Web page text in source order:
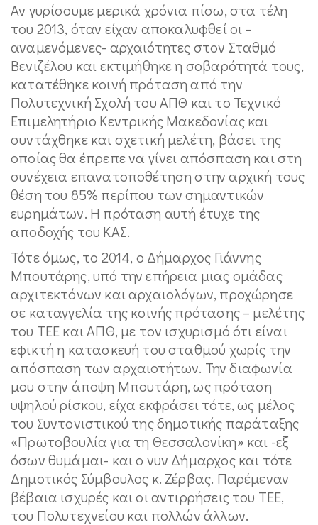
Αν γυρίσουμε μερικά χρόνια πίσω, στα τέλη
του 2013, όταν είχαν αποκαλυφθεί οι –
αναμενόμενες- αρχαιότητες στον Σταθμό
Βενιζέλου και εκτιμήθηκε η σοβαρότητά τους,
κατατέθηκε κοινή πρόταση από την
Πολυτεχνική Σχολή του ΑΠΘ και το Τεχνικό
Επιμελητήριο Κεντρικής Μακεδονίας και
συντάχθηκε και σχετική μελέτη, βάσει της
οποίας θα έπρεπε να γίνει απόσπαση και στη
συνέχεια επανατοποθέτηση στην αρχική τους
θέση του 85% περίπου των σημαντικών
ευρημάτων. Η πρόταση αυτή έτυχε της
αποδοχής του ΚΑΣ.
Τότε όμως, το 2014, ο Δήμαρχος Γιάννης
Μπουτάρης, υπό την επήρεια μιας ομάδας
αρχιτεκτόνων και αρχαιολόγων, προχώρησε
σε καταγγελία της κοινής πρότασης – μελέτης
του ΤΕΕ και ΑΠΘ, με τον ισχυρισμό ότι είναι
εφικτή η κατασκευή του σταθμού χωρίς την
απόσπαση των αρχαιοτήτων. Την διαφωνία
μου στην άποψη Μπουτάρη, ως πρόταση
υψηλού ρίσκου, είχα εκφράσει τότε, ως μέλος
του Συντονιστικού της δημοτικής παράταξης
«Πρωτοβουλία για τη Θεσσαλονίκη» και -εξ
όσων θυμάμαι- και ο νυν Δήμαρχος και τότε
Δημοτικός Σύμβουλος κ. Ζέρβας. Παρέμεναν
βέβαια ισχυρές και οι αντιρρήσεις του ΤΕΕ,
του Πολυτεχνείου και πολλών άλλων.